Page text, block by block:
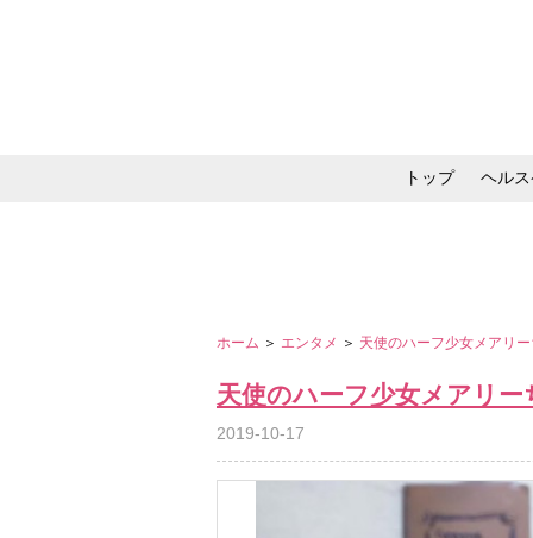
トップ ヘル
ホーム ＞ エンタメ ＞ 天使のハーフ少女メアリ
天使のハーフ少女メアリ
2019-10-17